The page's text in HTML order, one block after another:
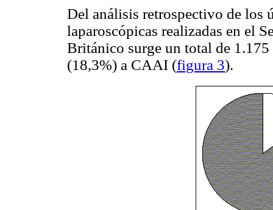
Del análisis retrospectivo de los
laparoscópicas realizadas en el
Británico surge un total de
(18,3%) a CAAI (figura 3).